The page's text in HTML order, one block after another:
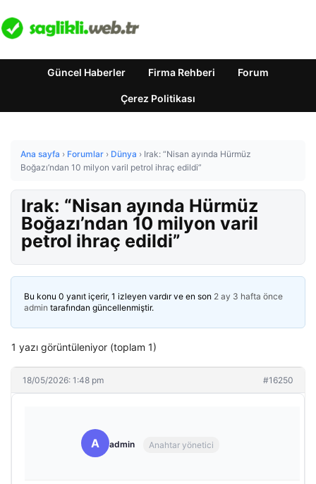
Güncel Haberler Firma Rehberi Forum
Çerez Politikası
Ana sayfa › Forumlar › Dünya › Irak: “Nisan ayında Hürmüz
Boğazı’ndan 10 milyon varil petrol ihraç edildi”
Irak: “Nisan ayında Hürmüz
Boğazı’ndan 10 milyon varil
petrol ihraç edildi”
Bu konu 0 yanıt içerir, 1 izleyen vardır ve en son 2 ay 3 hafta önce
admin tarafından güncellenmiştir.
1 yazı görüntüleniyor (toplam 1)
18/05/2026: 1:48 pm #16250
A admin Anahtar yönetici